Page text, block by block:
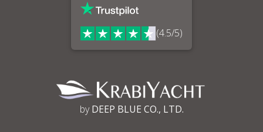
(4.5/5)
byDEEP BLUE CO., LTD.